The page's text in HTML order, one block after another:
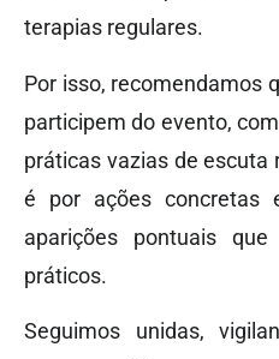
terapias regulares.
Por isso, recomendamos
participem do evento,
práticas vazias de escuta
é por ações concretas
aparições pontuais
práticos.
Seguimos unidas,